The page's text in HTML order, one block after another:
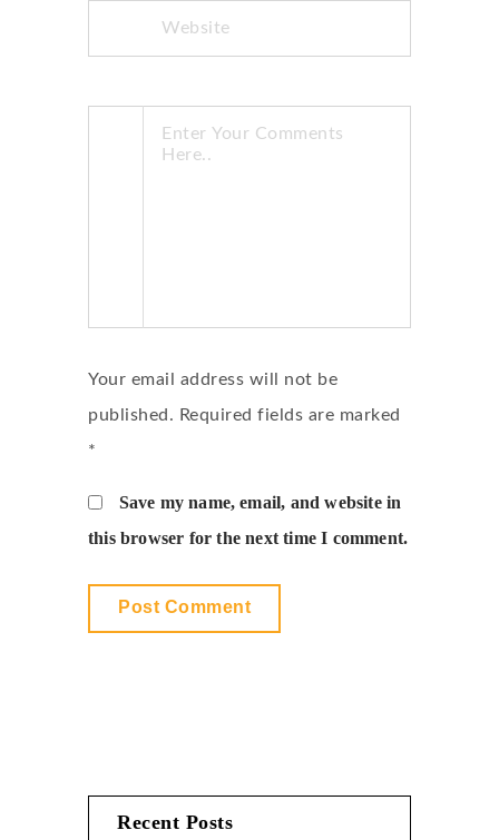
Recent Posts
Your email address will not be
published. Required fields are marked
*
Save my name, email, and website in
this browser for the next time I comment.